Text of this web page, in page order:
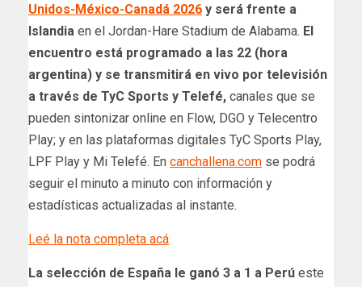
Unidos-México-Canadá 2026 y será frente a
Islandia en el Jordan-Hare Stadium de Alabama. El
encuentro está programado a las 22 (hora
argentina) y se transmitirá en vivo por televisión
a través de TyC Sports y Telefé, canales que se
pueden sintonizar online en Flow, DGO y Telecentro
Play; y en las plataformas digitales TyC Sports Play,
LPF Play y Mi Telefé. En canchallena.com se podrá
seguir el minuto a minuto con información y
estadísticas actualizadas al instante.
Leé la nota completa acá
La selección de España le ganó 3 a 1 a Perú este